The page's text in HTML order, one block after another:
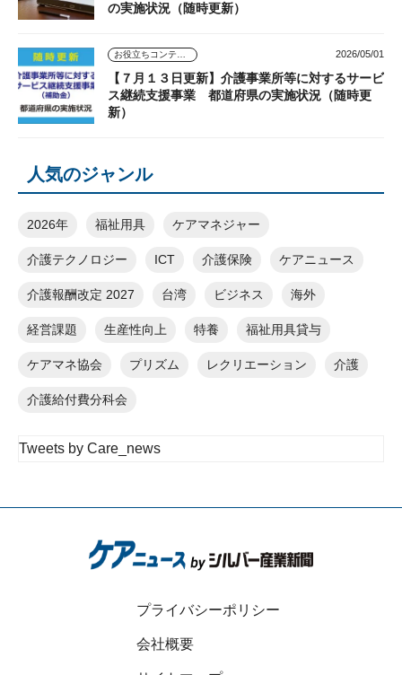
の実施状況（随時更新）
お役立ちコンテンツ 2026/05/01
【７月１３日更新】介護事業所等に対するサービ
ス継続支援事業 都道府県の実施状況（随時更
新）
人気のジャンル
2026年 福祉用具 ケアマネジャー
介護テクノロジー ICT 介護保険 ケアニュース
介護報酬改定 2027 台湾 ビジネス 海外
経営課題 生産性向上 特養 福祉用具貸与
ケアマネ協会 プリズム レクリエーション 介護
介護給付費分科会
Tweets by Care_news
プライバシーポリシー
会社概要